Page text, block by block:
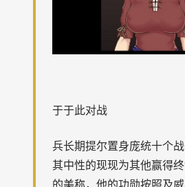
于于此对战
兵长期提尔置身庞统十个
其中性的现现为其他赢得
的美称，他的功勋按照及